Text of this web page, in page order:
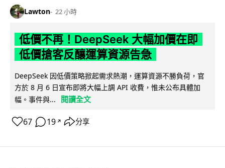
Lawton 22 小時
低價不再！DeepSeek 大幅加價在即
低價搶客反釀運算資源告急
DeepSeek 因低價策略掀起需求熱潮，運算資源不勝負荷，官
方於 8 月 6 日宣布即將大幅上調 API 收費，惟未公布具體加
幅。事件與...
閱讀全文
67 19 ↗ 分享